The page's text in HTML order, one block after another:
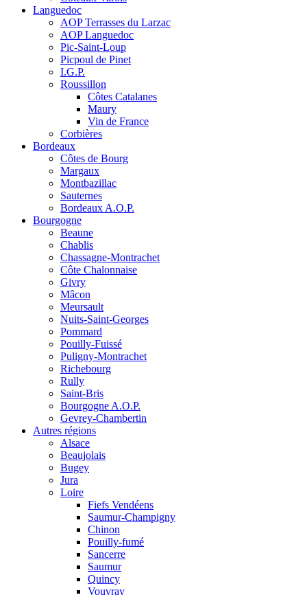
Languedoc
AOP Terrasses du Larzac
AOP Languedoc
Pic-Saint-Loup
Picpoul de Pinet
I.G.P.
Roussillon
Côtes Catalanes
Maury
Vin de France
Corbières
Bordeaux
Côtes de Bourg
Margaux
Montbazillac
Sauternes
Bordeaux A.O.P.
Bourgogne
Beaune
Chablis
Chassagne-Montrachet
Côte Chalonnaise
Givry
Mâcon
Meursault
Nuits-Saint-Georges
Pommard
Pouilly-Fuissé
Puligny-Montrachet
Richebourg
Rully
Saint-Bris
Bourgogne A.O.P.
Gevrey-Chambertin
Autres régions
Alsace
Beaujolais
Bugey
Jura
Loire
Fiefs Vendéens
Saumur-Champigny
Chinon
Pouilly-fumé
Sancerre
Saumur
Quincy
Vouvray